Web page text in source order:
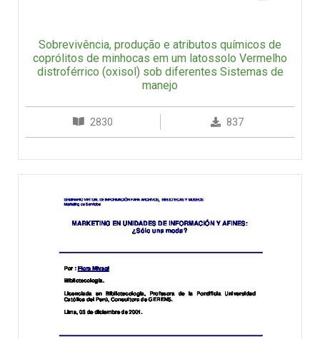
Sobrevivência, produção e atributos químicos de
coprólitos de minhocas em um latossolo Vermelho
distroférrico (oxisol) sob diferentes Sistemas de
manejo
2830 837